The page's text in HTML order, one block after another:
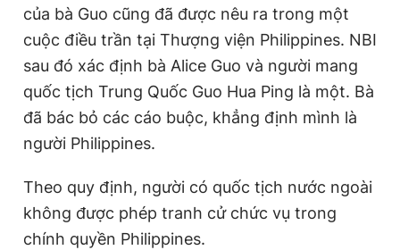
của bà Guo cũng đã được nêu ra trong một
cuộc điều trần tại Thượng viện Philippines. NBI
sau đó xác định bà Alice Guo và người mang
quốc tịch Trung Quốc Guo Hua Ping là một. Bà
đã bác bỏ các cáo buộc, khẳng định mình là
người Philippines.
Theo quy định, người có quốc tịch nước ngoài
không được phép tranh cử chức vụ trong
chính quyền Philippines.